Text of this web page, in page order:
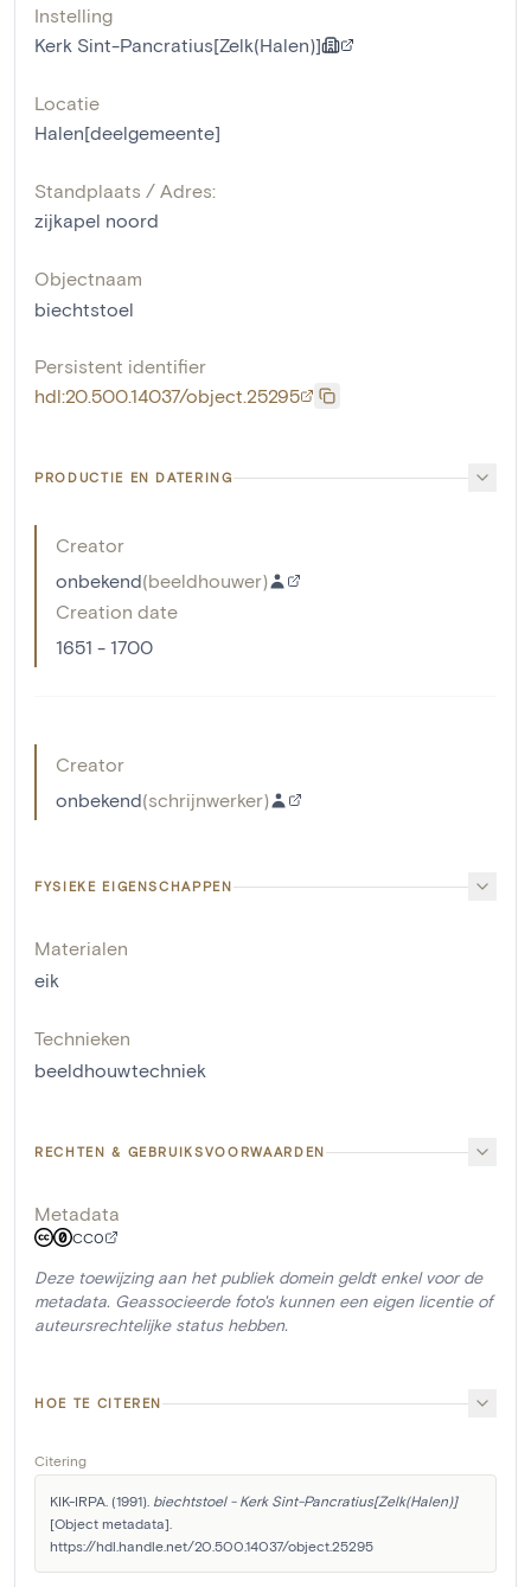
Instelling
Kerk Sint-Pancratius[Zelk(Halen)]
Locatie
Halen[deelgemeente]
Standplaats / Adres:
zijkapel noord
Objectnaam
biechtstoel
Persistent identifier
hdl:20.500.14037/object.25295
PRODUCTIE EN DATERING
Creator
onbekend(beeldhouwer)
Creation date
1651 - 1700
Creator
onbekend(schrijnwerker)
FYSIEKE EIGENSCHAPPEN
Materialen
eik
Technieken
beeldhouwtechniek
RECHTEN & GEBRUIKSVOORWAARDEN
Metadata
CC0
Deze toewijzing aan het publiek domein geldt enkel voor de
metadata. Geassocieerde foto's kunnen een eigen licentie of
auteursrechtelijke status hebben.
HOE TE CITEREN
Citering
KIK-IRPA. (1991). biechtstoel - Kerk Sint-Pancratius[Zelk(Halen)]
[Object metadata].
https://hdl.handle.net/20.500.14037/object.25295